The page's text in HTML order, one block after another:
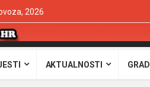
2026
AKTUALNOSTI